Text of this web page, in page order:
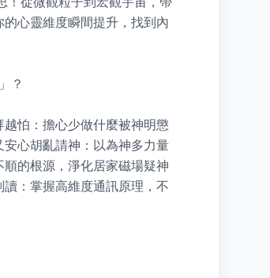
心靈維度瞬間提升，找到內
？
怕：擔心少做什麼被神明懲
心胡亂請神：以為神多力量
的根源，淨化居家磁場疑神
：掌握高維度通訊原理，不